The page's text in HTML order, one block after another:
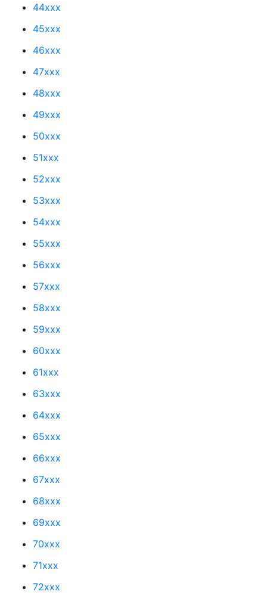
44xxx
45xxx
46xxx
47xxx
48xxx
49xxx
50xxx
51xxx
52xxx
53xxx
54xxx
55xxx
56xxx
57xxx
58xxx
59xxx
60xxx
61xxx
63xxx
64xxx
65xxx
66xxx
67xxx
68xxx
69xxx
70xxx
71xxx
72xxx